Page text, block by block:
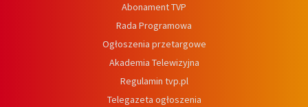
Abonament TVP
Rada Programowa
Ogłoszenia przetargowe
Akademia Telewizyjna
Regulamin tvp.pl
Telegazeta ogłoszenia